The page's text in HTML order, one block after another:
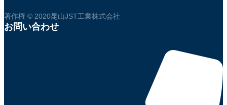
著作権 © 2020昆山JST工業株式会社
お問い合わせ